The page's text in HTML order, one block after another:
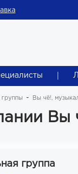
Вы чё!,
Вы
группа